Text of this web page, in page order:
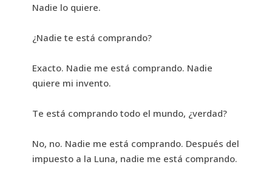
Nadie lo quiere.
¿Nadie te está comprando?
Exacto. Nadie me está comprando. Nadie
quiere mi invento.
Te está comprando todo el mundo, ¿verdad?
No, no. Nadie me está comprando. Después del
impuesto a la Luna, nadie me está comprando.